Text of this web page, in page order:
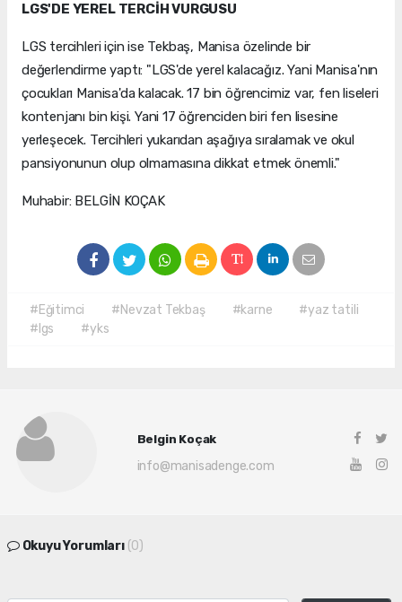
LGS'DE YEREL TERCİH VURGUSU
LGS tercihleri için ise Tekbaş, Manisa özelinde bir
değerlendirme yaptı: "LGS'de yerel kalacağız. Yani Manisa'nın
çocukları Manisa'da kalacak. 17 bin öğrencimiz var, fen liseleri
kontenjanı bin kişi. Yani 17 öğrenciden biri fen lisesine
yerleşecek. Tercihleri yukarıdan aşağıya sıralamak ve okul
pansiyonunun olup olmamasına dikkat etmek önemli."
Muhabir: BELGİN KOÇAK
#Eğitimci #Nevzat Tekbaş #karne
#yaz tatili
#lgs
#yks
Belgin Koçak
info@manisadenge.com
Okuyu Yorumları (0)